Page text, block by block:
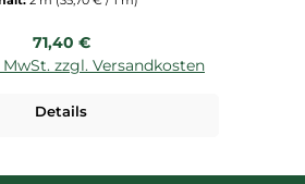
Regulärer Preis:
71,40 €
zzgl. Versandkosten
Details